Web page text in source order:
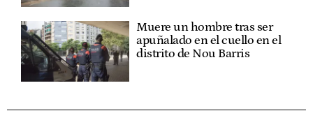
Muere un hombre tras ser
apuñalado en el cuello en el
distrito de Nou Barris